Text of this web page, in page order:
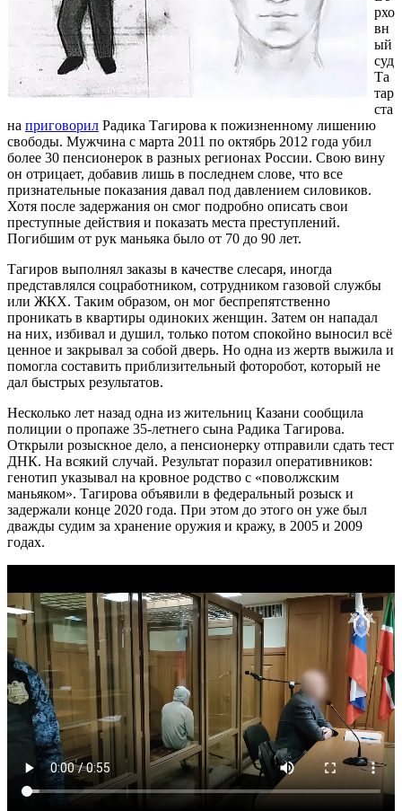
рхо
вн
ый
суд
Та
тар
ста
на приговорил Радика Тагирова к пожизненному лишению
свободы. Мужчина с марта 2011 по октябрь 2012 года убил
более 30 пенсионерок в разных регионах России. Свою вину
он отрицает, добавив лишь в последнем слове, что все
признательные показания давал под давлением силовиков.
Хотя после задержания он смог подробно описать свои
преступные действия и показать места преступлений.
Погибшим от рук маньяка было от 70 до 90 лет.
Тагиров выполнял заказы в качестве слесаря, иногда
представлялся соцработником, сотрудником газовой службы
или ЖКХ. Таким образом, он мог беспрепятственно
проникать в квартиры одиноких женщин. Затем он нападал
на них, избивал и душил, только потом спокойно выносил всё
ценное и закрывал за собой дверь. Но одна из жертв выжила и
помогла составить приблизительный фоторобот, который не
дал быстрых результатов.
Несколько лет назад одна из жительниц Казани сообщила
полиции о пропаже 35-летнего сына Радика Тагирова.
Открыли розыскное дело, а пенсионерку отправили сдать тест
ДНК. На всякий случай. Результат поразил оперативников:
генотип указывал на кровное родство с «поволжским
маньяком». Тагирова объявили в федеральный розыск и
задержали конце 2020 года. При этом до этого он уже был
дважды судим за хранение оружия и кражу, в 2005 и 2009
годах.